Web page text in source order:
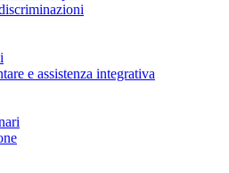
e assistenza integrativa